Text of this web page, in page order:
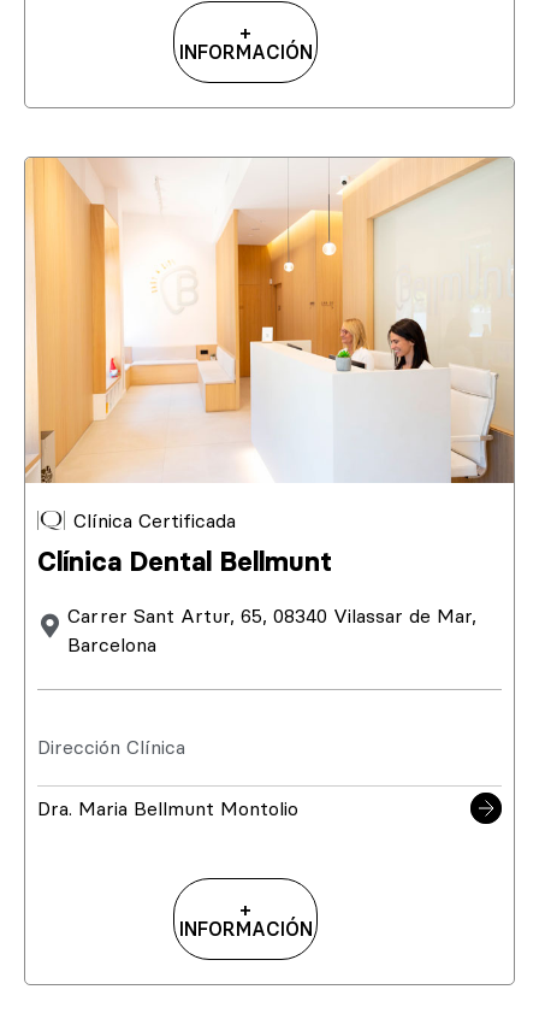
+
INFORMACIÓN
Clínica Certificada
Clínica Dental Bellmunt
Carrer Sant Artur, 65, 08340 Vilassar de Mar,
Barcelona
Dirección Clínica
Dra. Maria Bellmunt Montolio
+
INFORMACIÓN